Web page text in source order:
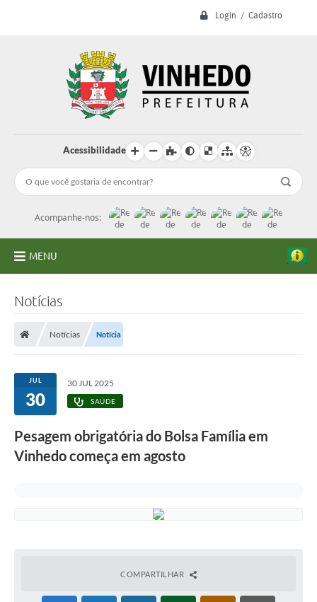
Login / Cadastro
Acessibilidade
Acompanhe-nos:
MENU
Licitações
Transparência
Concursos e Processos Seletivos
Inclusão e Acessibilidade
Normas e Legislação
Notícias
Notícias Notícia
JUL
30
30 JUL 2025
SAÚDE
Pesagem obrigatória do Bolsa Família em
Vinhedo começa em agosto
COMPARTILHAR